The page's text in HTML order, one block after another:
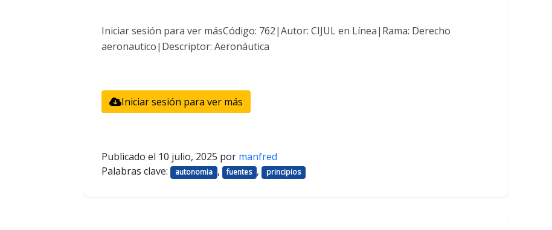
Iniciar sesión para ver másCódigo: 762|Autor: CIJUL en Línea|Rama: Derecho
aeronautico|Descriptor: Aeronáutica
Iniciar sesión para ver más
Publicado el 10 julio, 2025 por manfred
Palabras clave:
autonomia , fuentes , principios